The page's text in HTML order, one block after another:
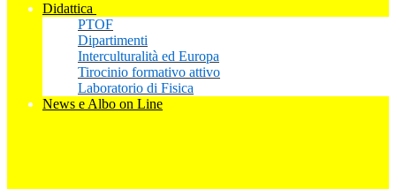
Didattica
PTOF
Dipartimenti
Interculturalità ed Europa
Tirocinio formativo attivo
Laboratorio di Fisica
News e Albo on Line